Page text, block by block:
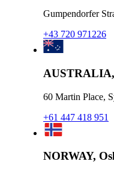
Gumpendorfer
+43 720 971226
60 Martin Place,
+61 447 418 951
NORWAY,